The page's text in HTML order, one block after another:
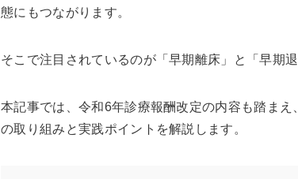
態にもつながります。
そこで注目されているのが「早期離床」と「早期退
本記事では、令和6年診療報酬改定の内容も踏ま
の取り組みと実践ポイントを解説します。